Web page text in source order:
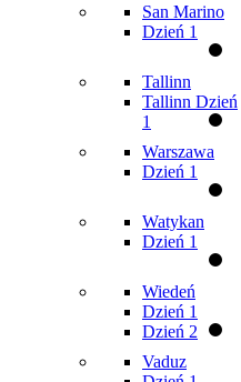
San Marino
Dzień 1
Tallinn
Tallinn Dzień
1
Warszawa
Dzień 1
Watykan
Dzień 1
Wiedeń
Dzień 1
Dzień 2
Vaduz